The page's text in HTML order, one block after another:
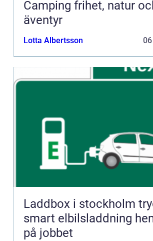
Camping frihet, natur och enkla
äventyr
Lotta Albertsson
Laddbox i stockholm trygg och
smart elbilsladdning
på jobbet